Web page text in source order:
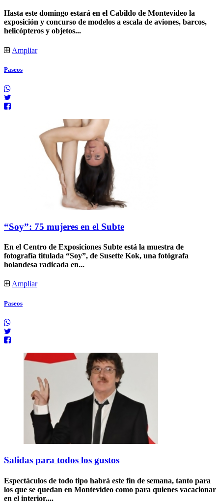
Hasta este domingo estará en el Cabildo de Montevideo la
exposición y concurso de modelos a escala de aviones, barcos,
helicópteros y objetos...
Ampliar
Paseos
“Soy”: 75 mujeres en el Subte
En el Centro de Exposiciones Subte está la muestra de
fotografía titulada “Soy”, de Susette Kok, una fotógrafa
holandesa radicada en...
Ampliar
Paseos
Salidas para todos los gustos
Espectáculos de todo tipo habrá este fin de semana, tanto para
los que se quedan en Montevideo como para quienes vacacionar
en el interior....